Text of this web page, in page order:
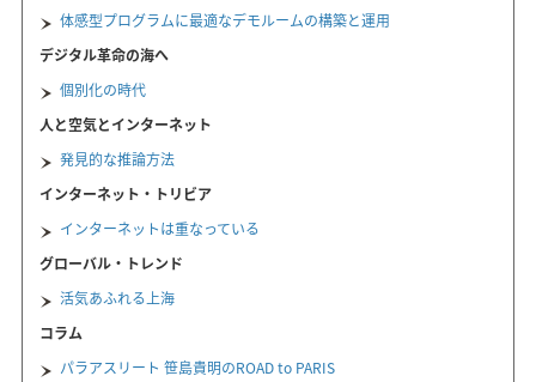
体感型プログラムに最適なデモルームの構築と運用
デジタル革命の海へ
個別化の時代
人と空気とインターネット
発見的な推論方法
インターネット・トリビア
インターネットは重なっている
グローバル・トレンド
活気あふれる上海
コラム
パラアスリート 笹島貴明のROAD to PARIS